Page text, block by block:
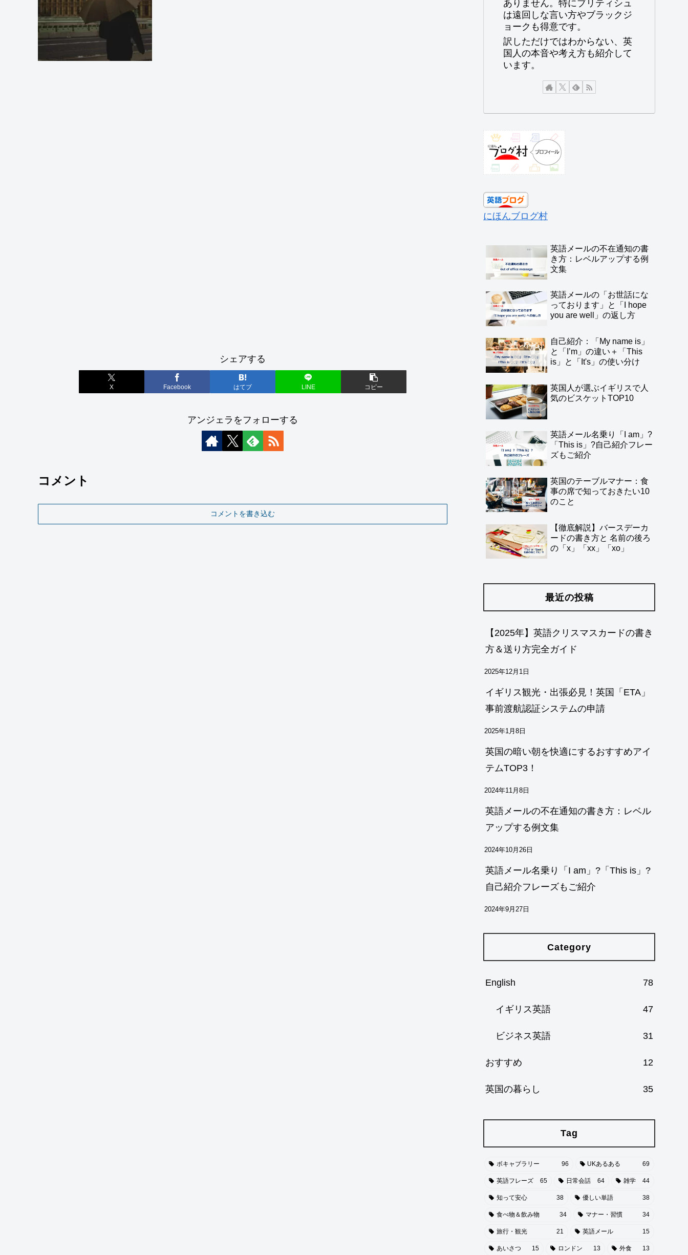
シェアする
X Facebook はてブ LINE コピー
アンジェラをフォローする
コメント
コメントを書き込む
ありません。特にブリティシュ
は遠回しな言い方やブラックジ
ョークも得意です。
訳しただけではわからない、英
国人の本音や考え方も紹介して
います。
にほんブログ村
英語メールの不在通知の書
き方：レベルアップする例
文集
英語メールの「お世話にな
っております」と「I hope
you are well」の返し方
自己紹介：「My name is」
と「I’m」の違い＋「This
is」と「It's」の使い分け
英国人が選ぶイギリスで人
気のビスケットTOP10
英語メール名乗り「I am」?
「This is」?自己紹介フレー
ズもご紹介
英国のテーブルマナー：食
事の席で知っておきたい10
のこと
【徹底解説】バースデーカ
ードの書き方と 名前の後ろ
の「x」「xx」「xo」
最近の投稿
【2025年】英語クリスマスカードの書き
方＆送り方完全ガイド
2025年12月1日
イギリス観光・出張必見！英国「ETA」
事前渡航認証システムの申請
2025年1月8日
英国の暗い朝を快適にするおすすめアイ
テムTOP3！
2024年11月8日
英語メールの不在通知の書き方：レベル
アップする例文集
2024年10月26日
英語メール名乗り「I am」?「This is」?
自己紹介フレーズもご紹介
2024年9月27日
Category
English 78
イギリス英語 47
ビジネス英語 31
おすすめ 12
英国の暮らし 35
Tag
ボキャブラリー 96 UKあるある 69
英語フレーズ 65 日常会話 64 雑学 44
知って安心 38 優しい単語 38
食べ物＆飲み物 34 マナー・習慣 34
旅行・観光 21 英語メール 15
あいさつ 15 ロンドン 13 外食 13